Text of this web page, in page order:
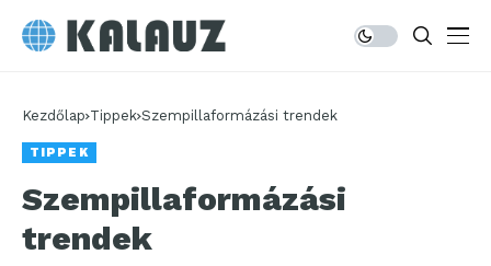
Kezdőlap Tippek Szempillaformázási trendek
TIPPEK
Szempillaformázási
trendek